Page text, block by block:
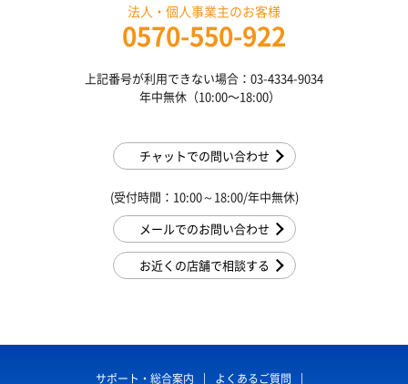
法人・個人事業主のお客様
0570-550-922
上記番号が利用できない場合：03-4334-9034
年中無休（10:00〜18:00）
チャットでの問い合わせ
(受付時間：10:00～18:00/年中無休)
メールでのお問い合わせ
お近くの店舗で相談する
サポート・総合案内 よくあるご質問